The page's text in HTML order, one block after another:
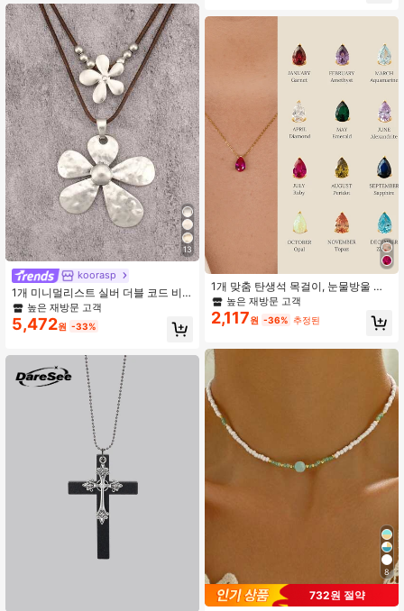
13
koorasp
1개 미니멀리스트 실버 더블 코드 비
대칭 해바라기 합금 펜던트 목걸이,
걸, 걸, 걸 친구를 위한 패션 데일리 목
걸이, 발렌타인데이, 어머니날, 파티
높은 재방문 고객
5,472원 -33%
1개 맞춤 탄생석 목걸이, 눈물방울 보
석 개인화된 생일 선물, 어머니 날 선
물
높은 재방문 고객
2,117원 -36% 추정된
8
732원 절약